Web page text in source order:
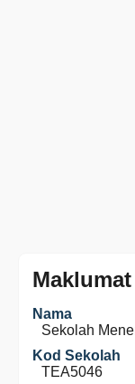
Nama
Sekolah
Kod Sekolah
TEA5046